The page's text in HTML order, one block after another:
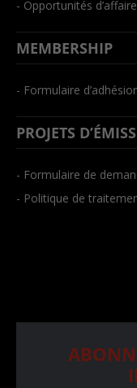
- Opportunités
MEMBERSHIP
- Formulaire
PROJETS
- Formulaire de
- Politique de